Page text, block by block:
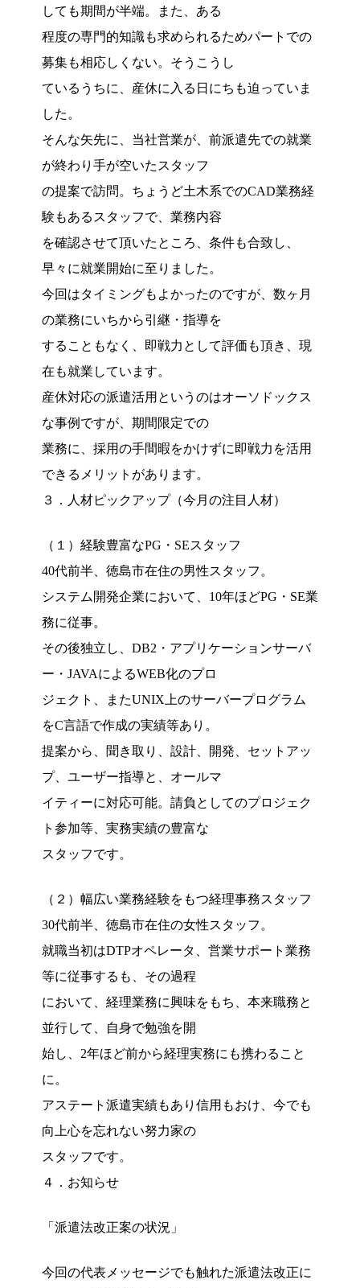
しても期間が半端。また、ある
程度の専門的知識も求められるためパートでの
募集も相応しくない。そうこうし
ているうちに、産休に入る日にちも迫っていま
した。
そんな矢先に、当社営業が、前派遣先での就業
が終わり手が空いたスタッフ
の提案で訪問。ちょうど土木系でのCAD業務経
験もあるスタッフで、業務内容
を確認させて頂いたところ、条件も合致し、
早々に就業開始に至りました。
今回はタイミングもよかったのですが、数ヶ月
の業務にいちから引継・指導を
することもなく、即戦力として評価も頂き、現
在も就業しています。
産休対応の派遣活用というのはオーソドックス
な事例ですが、期間限定での
業務に、採用の手間暇をかけずに即戦力を活用
できるメリットがあります。
３．人材ピックアップ（今月の注目人材）
（１）経験豊富なPG・SEスタッフ
40代前半、徳島市在住の男性スタッフ。
システム開発企業において、10年ほどPG・SE業
務に従事。
その後独立し、DB2・アプリケーションサーバ
ー・JAVAによるWEB化のプロ
ジェクト、またUNIX上のサーバープログラム
をC言語で作成の実績等あり。
提案から、聞き取り、設計、開発、セットアッ
プ、ユーザー指導と、オールマ
イティーに対応可能。請負としてのプロジェク
ト参加等、実務実績の豊富な
スタッフです。
（２）幅広い業務経験をもつ経理事務スタッフ
30代前半、徳島市在住の女性スタッフ。
就職当初はDTPオペレータ、営業サポート業務
等に従事するも、その過程
において、経理業務に興味をもち、本来職務と
並行して、自身で勉強を開
始し、2年ほど前から経理実務にも携わること
に。
アステート派遣実績もあり信用もおけ、今でも
向上心を忘れない努力家の
スタッフです。
４．お知らせ
「派遣法改正案の状況」
今回の代表メッセージでも触れた派遣法改正に